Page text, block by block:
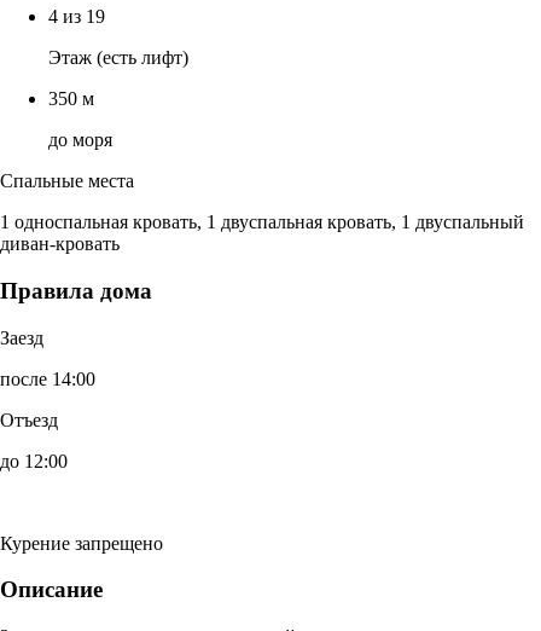
4 из 19
Этаж (есть лифт)
350 м
до моря
Спальные места
1 односпальная кровать, 1 двуспальная кровать, 1 двуспальный
диван-кровать
Правила дома
Заезд
после 14:00
Отъезд
до 12:00
Курение запрещено
Описание